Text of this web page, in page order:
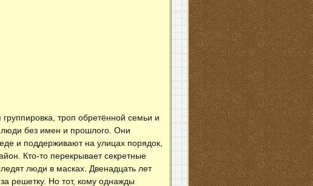
троп обретённой семьи и
люди без имен и прошлого. Они
и поддерживают на улицах порядок,
Кто-то перекрывает секретные
люди в масках. Двенадцать лет
решетку. Но тот, кому однажды